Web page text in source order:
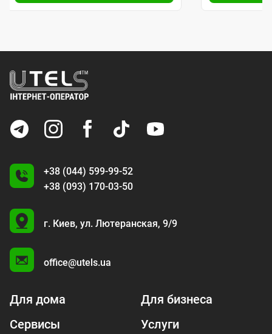
+38 (044) 599-99-52
+38 (093) 170-03-50
U
г. Киев, ул. Лютеранская, 9/9
office@utels.ua
Для дома
Для бизнеса
Сервисы
Услуги